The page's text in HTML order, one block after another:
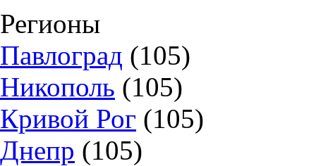
Регионы
Павлоград (105)
Никополь (105)
Кривой Рог (105)
Днепр (105)